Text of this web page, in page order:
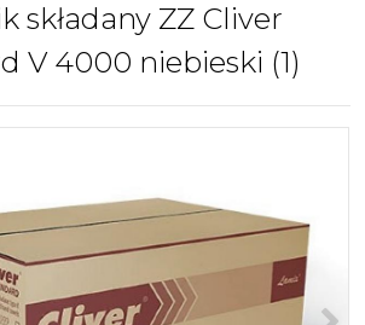
składany ZZ Cliver
V 4000 niebieski (1)